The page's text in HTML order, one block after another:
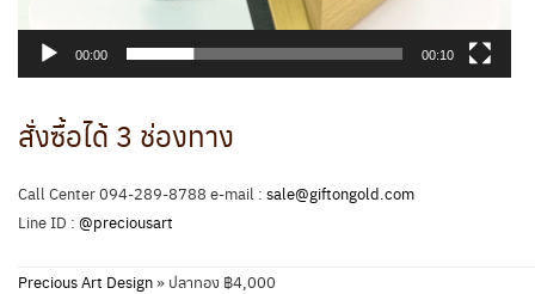
00:00 00:10
สั่งซื้อได้ 3 ช่องทาง
Call Center 094-289-8788 e-mail : sale@giftongold.com
Line ID : @preciousart
Precious Art Design» ปลาทอง ฿4,000